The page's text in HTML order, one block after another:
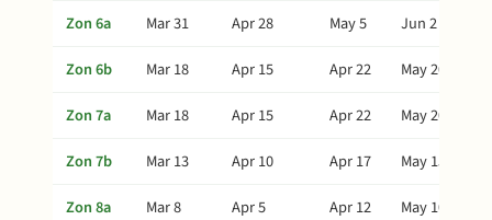
Zon 6a
Mar 31 Apr 28 May 5
Jun 2
Zon 6b
Mar 18 Apr 15 Apr 22
May 20
Zon 7a
Mar 18 Apr 15 Apr 22
May 20
Zon 7b
Mar 13 Apr 10 Apr 17
May 15
Zon 8a
Mar 8 Apr 5 Apr 12
May 10